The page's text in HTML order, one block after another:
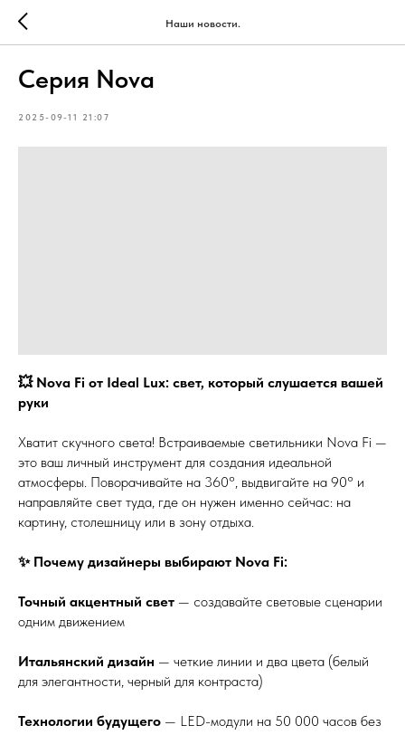
Наши новости.
Серия Nova
2025-09-11 21:07
💥 Nova Fi от Ideal Lux: свет, который слушается вашей
руки
Хватит скучного света! Встраиваемые светильники Nova Fi —
это ваш личный инструмент для создания идеальной
атмосферы. Поворачивайте на 360°, выдвигайте на 90° и
направляйте свет туда, где он нужен именно сейчас: на
картину, столешницу или в зону отдыха.
✨ Почему дизайнеры выбирают Nova Fi:
Точный акцентный свет — создавайте световые сценарии
одним движением
Итальянский дизайн — четкие линии и два цвета (белый
для элегантности, черный для контраста)
Технологии будущего — LED-модули на 50 000 часов без